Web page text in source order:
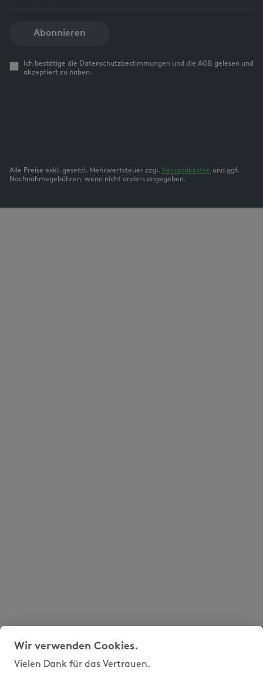
Abonnieren
Ich bestätige die Datenschutzbestimmungen und die AGB gelesen und
akzeptiert zu haben.
Alle Preise exkl. gesetzl. Mehrwertsteuer zzgl. Versandkosten und ggf.
Nachnahmegebühren, wenn nicht anders angegeben.
Wir verwenden Cookies.
Vielen Dank für das Vertrauen.